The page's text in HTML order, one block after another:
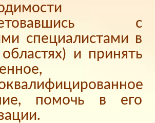
с
специалистами в
и принять
помочь в его